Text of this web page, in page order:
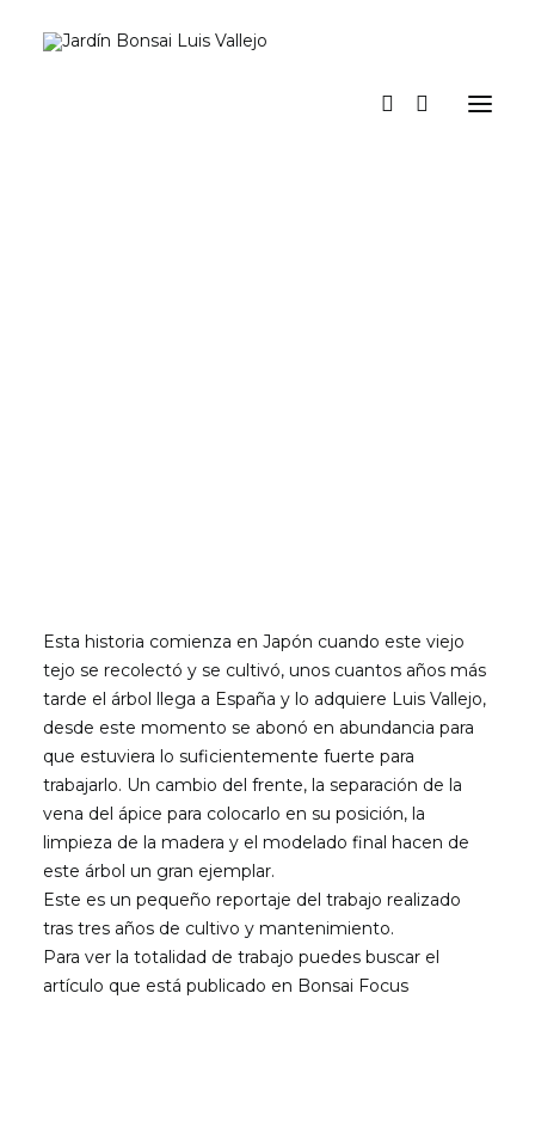
Esta historia comienza en Japón cuando este viejo
tejo se recolectó y se cultivó, unos cuantos años más
tarde el árbol llega a España y lo adquiere Luis Vallejo,
desde este momento se abonó en abundancia para
que estuviera lo suficientemente fuerte para
trabajarlo. Un cambio del frente, la separación de la
vena del ápice para colocarlo en su posición, la
limpieza de la madera y el modelado final hacen de
este árbol un gran ejemplar.
Este es un pequeño reportaje del trabajo realizado
tras tres años de cultivo y mantenimiento.
Para ver la totalidad de trabajo puedes buscar el
artículo que está publicado en Bonsai Focus